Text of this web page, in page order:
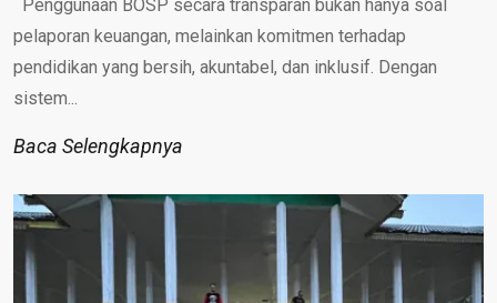
Penggunaan BOSP secara transparan bukan hanya soal
pelaporan keuangan, melainkan komitmen terhadap
pendidikan yang bersih, akuntabel, dan inklusif. Dengan
sistem...
Baca Selengkapnya